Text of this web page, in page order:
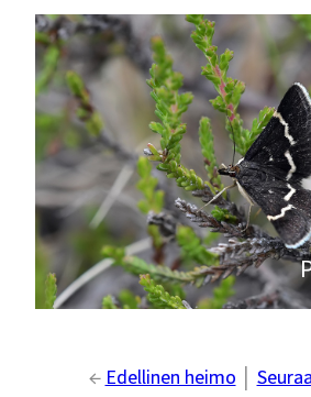
← Edellinen heimo